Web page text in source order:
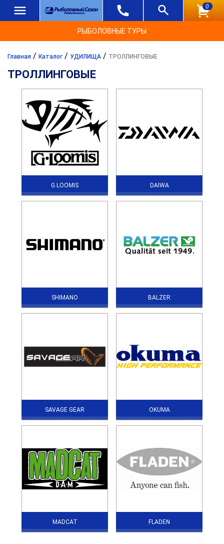
0
РЫБОЛОВНЫЕ ТУРЫ
Главная / Каталог / УДИЛИЩА / ТРОЛЛИНГОВЫЕ
ТРОЛЛИНГОВЫЕ
G.LOOMIS DAIWA
SHIMANO BALZER
SAVAGE GEAR OKUMA
MADCAT FLADEN